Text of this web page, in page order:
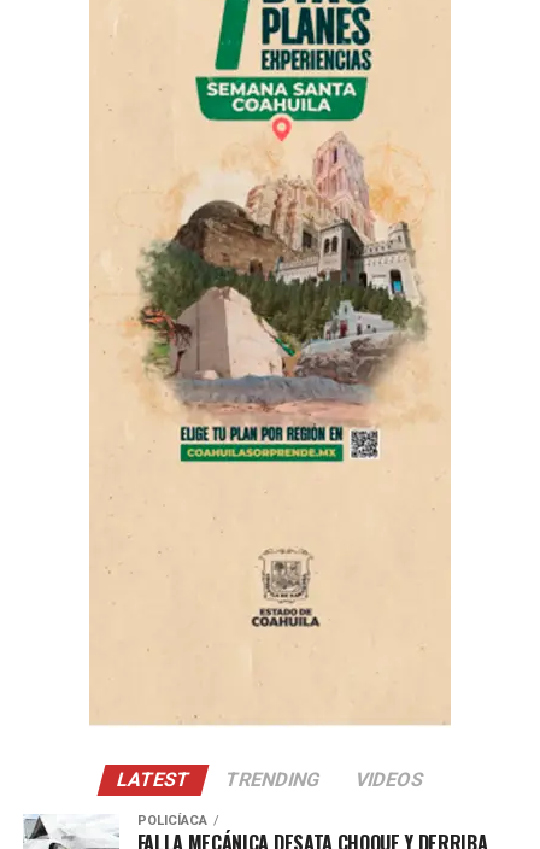
fuera de un programa de televisiónhasta nuevo aviso.
En el mismo mensaje, ofreció una segunda disculpa, en
la que reconoció que “las palabras tienen un fuerte
impacto y pueden herir”, aunque insistió en que nunca
tuvo la intención de ofender a las personas de la tercera
Hasta el momento, no existe información oficial sobre
algún procedimiento para separar del cargo legislativo a
Salvatori o a Palomares, pese a que en redes sociales
circularon cuestionamientos al respecto. Tampoco se ha
precisado si el episodio original del podcast
permanecerá disponible en la plataforma de YouTube,
ni si Palomares continuará participando en otros
proyectos junto con Salvatori.
ADVERTISEMENT
Con Información Tomada de EL HERALDO DE SALTILLO
LATEST TRENDING VIDEOS
POLICÍACA
FALLA MECÁNICA DESATA CHOQUE Y DERRIBA